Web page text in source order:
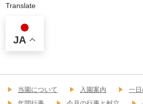
Translate
JA
当園について 入園案内
一